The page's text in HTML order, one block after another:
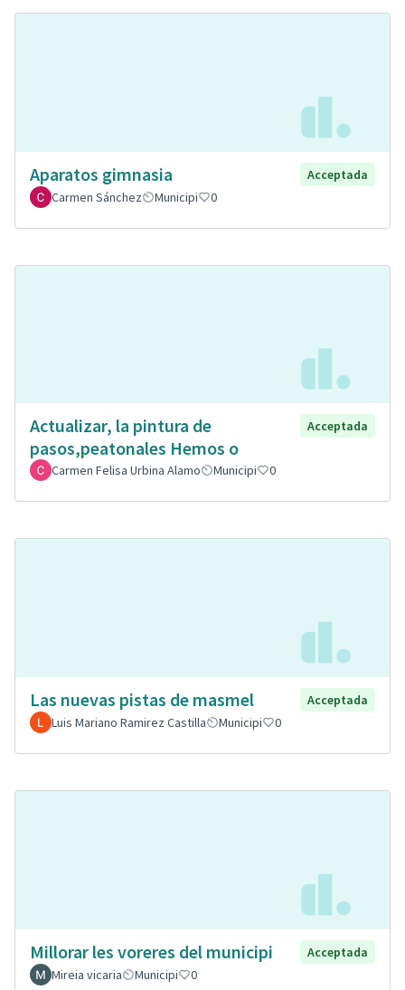
Aparatos gimnasia
Acceptada
Carmen Sánchez
Municipi 0
Actualizar, la pintura de
pasos,peatonales Hemos o
Acceptada
Carmen Felisa Urbina Alamo Municipi 0
Las nuevas pistas de masmel
Acceptada
Luis Mariano Ramirez Castilla
Municipi 0
Millorar les voreres del municipi
Acceptada
Mireia vicaria
Municipi 0